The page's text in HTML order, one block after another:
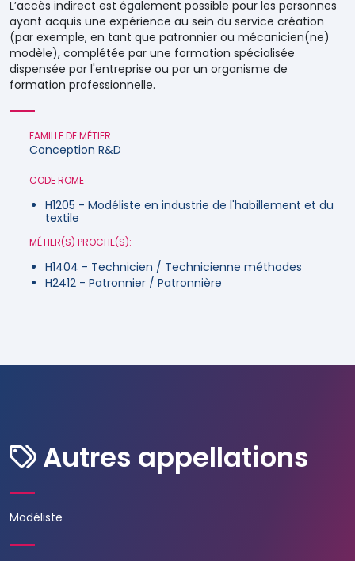
L’accès indirect est également possible pour les personnes
ayant acquis une expérience au sein du service création
(par exemple, en tant que patronnier ou mécanicien(ne)
modèle), complétée par une formation spécialisée
dispensée par l'entreprise ou par un organisme de
formation professionnelle.
FAMILLE DE MÉTIER
Conception R&D
CODE ROME
H1205 - Modéliste en industrie de l'habillement et du
textile
MÉTIER(S) PROCHE(S):
H1404 - Technicien / Technicienne méthodes
H2412 - Patronnier / Patronnière
Autres appellations
Modéliste